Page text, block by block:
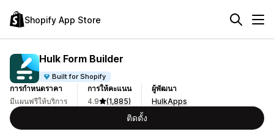
Shopify App Store
Hulk Form Builder
Built for Shopify
การกำหนดราคา
มีแผนฟรีให้บริการ
การให้คะแนน
4.9
(1,885)
ผู้พัฒนา
HulkApps
ติดตั้ง